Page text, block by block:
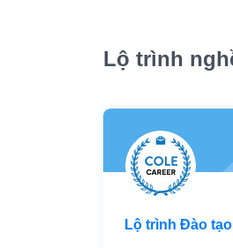
Lộ trình
Lộ trình Đào